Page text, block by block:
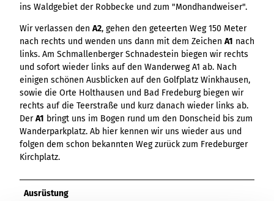
ins Waldgebiet der Robbecke und zum "Mondhandweiser".
Wir verlassen den A2, gehen den geteerten Weg 150 Meter
nach rechts und wenden uns dann mit dem Zeichen A1 nach
links. Am Schmallenberger Schnadestein biegen wir rechts
und sofort wieder links auf den Wanderweg A1 ab. Nach
einigen schönen Ausblicken auf den Golfplatz Winkhausen,
sowie die Orte Holthausen und Bad Fredeburg biegen wir
rechts auf die Teerstraße und kurz danach wieder links ab.
DerA1 bringt uns im Bogen rund um den Donscheid bis zum
Wanderparkplatz. Ab hier kennen wir uns wieder aus und
folgen dem schon bekannten Weg zurück zum Fredeburger
Kirchplatz.
Ausrüstung